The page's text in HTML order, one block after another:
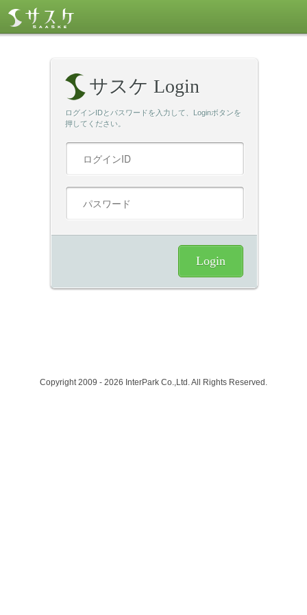
サスケ Login
ログインIDとパスワードを入力して、Loginボタンを
押してください。
Copyright 2009 - 2026 InterPark Co.,Ltd. All Rights Reserved.